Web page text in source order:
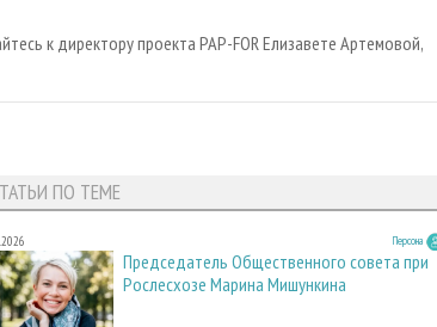
к директору проекта PAP-FOR Елизавете Артемовой,
ПО ТЕМЕ
Персона
Председатель Общественного совета при
Рослесхозе Марина Мишункина